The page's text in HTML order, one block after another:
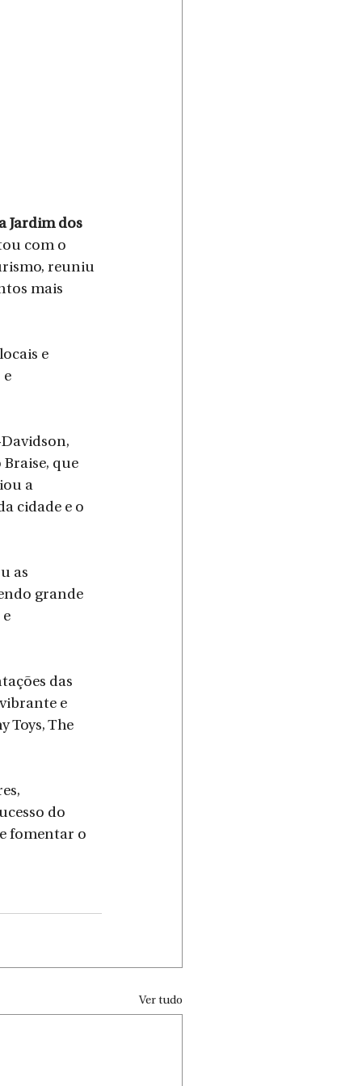
Jardim dos
com o
reuniu
mais
e
e
que
a
cidade e o
as
grande
das
e
Toys, The
do
fomentar o
Ver tudo